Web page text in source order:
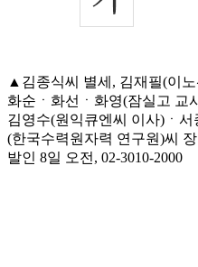
▲김종식씨 별세, 김재필(이노
화순ㆍ화선ㆍ화영(잠실고 교
김영수(원익큐엔씨 이사)ㆍ
(한국수력원자력 연구원)씨
발인 8일 오전, 02-3010-2000